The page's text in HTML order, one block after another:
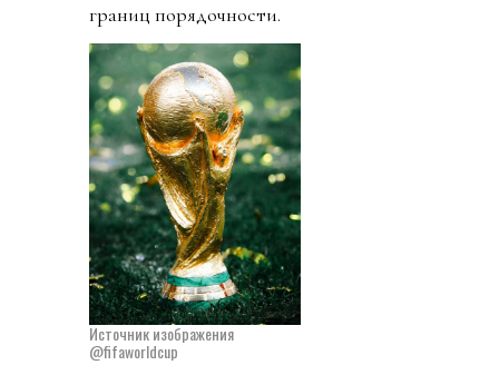
границ порядочности.
Источник изображения
@fifaworldcup